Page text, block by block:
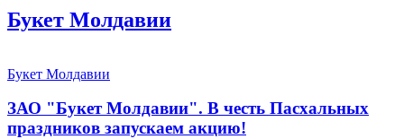
Букет Молдавии
Букет Молдавии
ЗАО "Букет Молдавии". В честь Пасхальных
праздников запускаем aкцию!